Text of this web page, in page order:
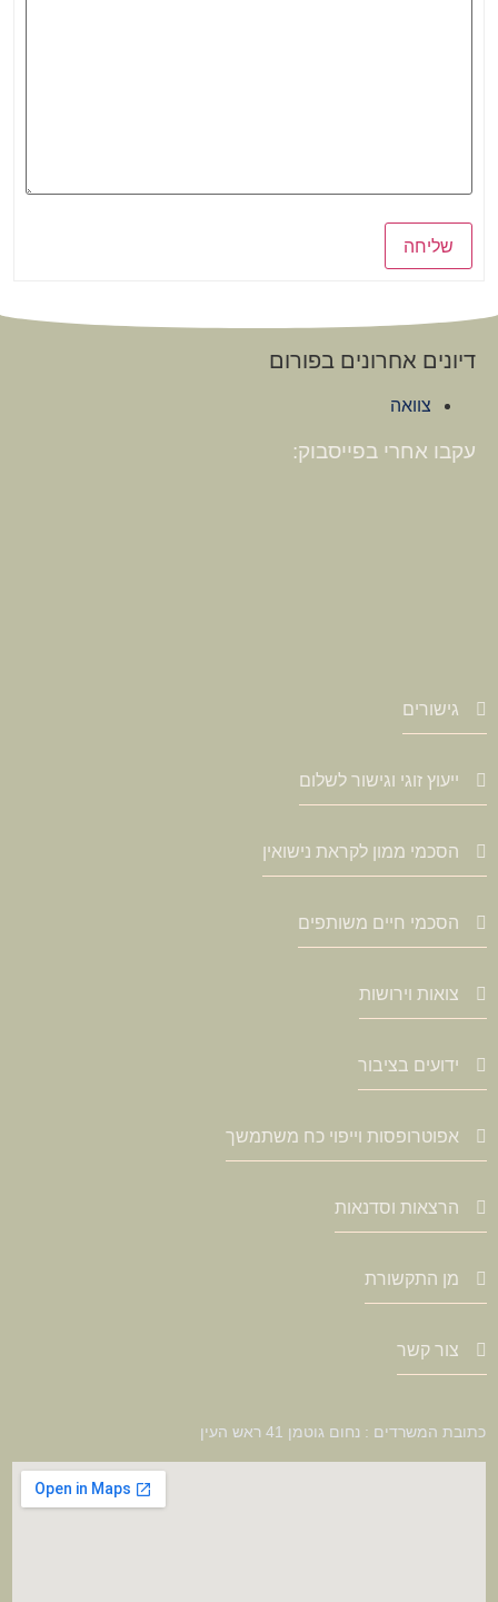
שליחה
דיונים אחרונים בפורום
צוואה
עקבו אחרי בפייסבוק:
גישורים
ייעוץ זוגי וגישור לשלום
הסכמי ממון לקראת נישואין
הסכמי חיים משותפים
צואות וירושות
ידועים בציבור
אפוטרופסות וייפוי כח משתמשך
הרצאות וסדנאות
מן התקשורת
צור קשר
כתובת המשרדים : נחום גוטמן 41 ראש העין